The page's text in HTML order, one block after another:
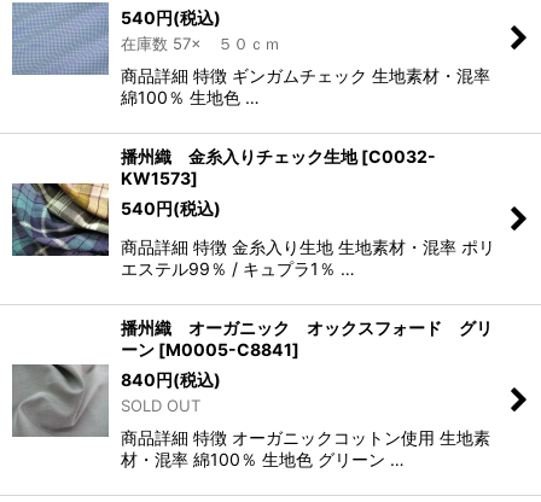
540円(税込)
在庫数 57× ５０ｃｍ
商品詳細 特徴 ギンガムチェック 生地素材・混率
綿100％ 生地色 …
播州織 金糸入りチェック生地 [C0032-
KW1573]
540円(税込)
商品詳細 特徴 金糸入り生地 生地素材・混率 ポリ
エステル99％ / キュプラ1％ …
播州織 オーガニック オックスフォード グリ
ーン [M0005-C8841]
840円(税込)
SOLD OUT
商品詳細 特徴 オーガニックコットン使用 生地素
材・混率 綿100％ 生地色 グリーン …